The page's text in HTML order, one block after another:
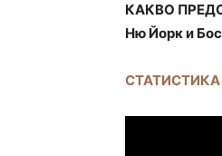
КАКВО
Ню Йорк и